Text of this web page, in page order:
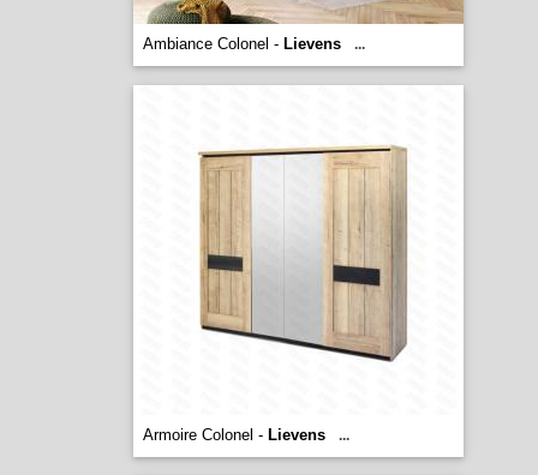
Ambiance Colonel - Lievens ...
Armoire Colonel - Lievens ...